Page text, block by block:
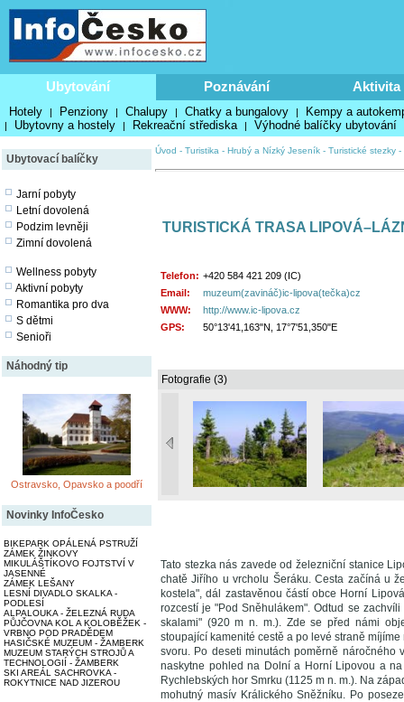
Ubytování Poznávání Aktivita
Hotely | Penziony | Chalupy | Chatky a bungalovy | Kempy a
| Ubytovny a hostely | Rekreační střediska | Výhodné balíčky ubytování
Ubytovací balíčky
Jarní pobyty
Letní dovolená
Podzim levněji
Zimní dovolená
Wellness pobyty
Aktivní pobyty
Romantika pro dva
S dětmi
Senioři
Náhodný tip
Ostravsko, Opavsko a poodří
Novinky InfoČesko
BIKEPARK OPÁLENÁ PSTRUŽÍ
ZÁMEK ŽINKOVY
MIKULÁŠTÍKOVO FOJTSTVÍ V
JASENNÉ
ZÁMEK LEŠANY
LESNÍ DIVADLO SKALKA -
PODLESÍ
ALPALOUKA - ŽELEZNÁ RUDA
PŮJČOVNA KOL A KOLOBĚŽEK -
VRBNO POD PRADĚDEM
HASIČSKÉ MUZEUM - ŽAMBERK
MUZEUM STARÝCH STROJŮ A
TECHNOLOGIÍ - ŽAMBERK
SKI AREÁL SACHROVKA -
ROKYTNICE NAD JIZEROU
Úvod - Turistika - Hrubý a Nízký Jeseník - Turistické stezky -
TURISTICKÁ TRASA
Telefon: +420 584 421 209 (IC)
Email:
muzeum(zavináč)ic-lipova(tečka)cz
WWW:
http://www.ic-lipova.cz
GPS:
50°13'41,163"N, 17°7'51,350"E
Fotografie (3)
Tato stezka nás zavede od železniční stanice
chatě Jiřího u vrcholu Šeráku. Cesta začíná u
kostela", dál zastavěnou částí obce Horní
rozcestí je "Pod Sněhulákem". Odtud se
skalami" (920 m n. m.). Zde se před námi
stoupající kamenité cestě a po levé straně
svoru. Po deseti minutách poměrně náročného
naskytne pohled na Dolní a Horní Lipovou a
Rychlebských hor Smrku (1125 m n. m.). Na
mohutný masív Králického Sněžníku. Po